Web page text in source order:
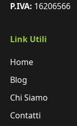
P.IVA: 16206566
Link Utili
Home
Blog
Chi Siamo
Contatti